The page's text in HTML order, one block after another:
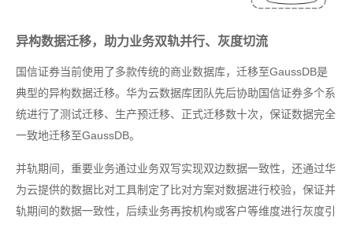
异构数据迁移，助力业务双轨并行、灰度切流
国信证券当前使用了多款传统的商业数据库，迁移至GaussDB是
典型的异构数据迁移。华为云数据库团队先后协助国信证券多个系
统进行了测试迁移、生产预迁移、正式迁移数十次，保证数据完全
一致地迁移至GaussDB。
并轨期间，重要业务通过业务双写实现双边数据一致性，还通过华
为云提供的数据比对工具制定了比对方案对数据进行校验，保证并
轨期间的数据一致性，后续业务再按机构或客户等维度进行灰度引